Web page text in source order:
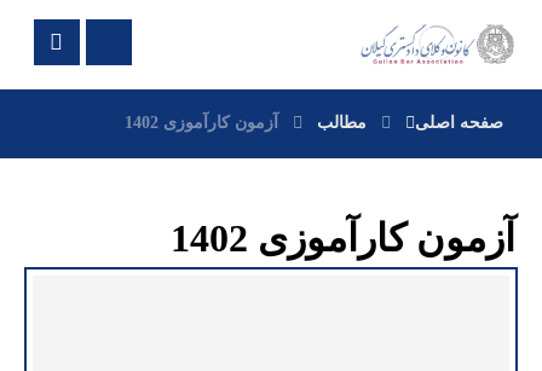
صفحه اصلی مطالب آزمون کارآموزی 1402
آزمون کارآموزی 1402